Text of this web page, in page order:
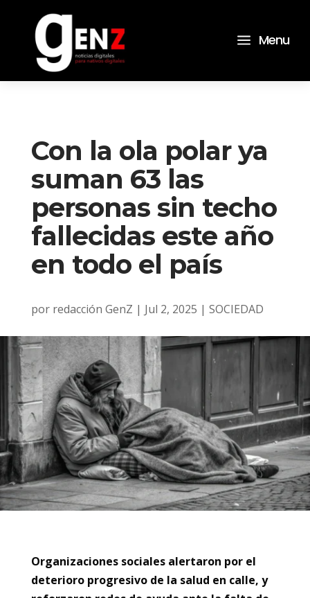
a Menu
Con la ola polar ya
suman 63 las
personas sin techo
fallecidas este año
en todo el país
por redacción GenZ | Jul 2, 2025 | SOCIEDAD
Organizaciones sociales alertaron por el
deterioro progresivo de la salud en calle, y